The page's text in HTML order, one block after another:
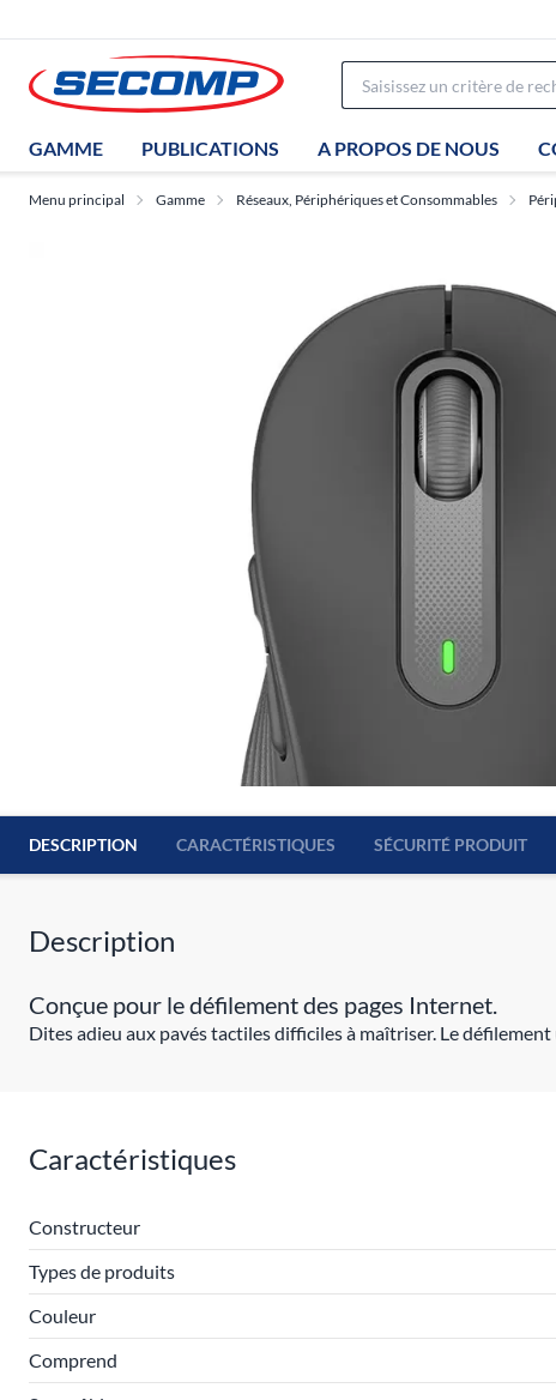
GAMME PUBLICATIONS A PROPOS DE NOUS
Menu principal Gamme Réseaux, Périphériques et Consommables
DESCRIPTION CARACTÉRISTIQUES SÉCURITÉ PRODUIT
Description
Conçue pour le défilement des pages Internet.
Dites adieu aux pavés tactiles difficiles à maîtriser. Le
Caractéristiques
Constructeur
Types de produits
Couleur
Comprend